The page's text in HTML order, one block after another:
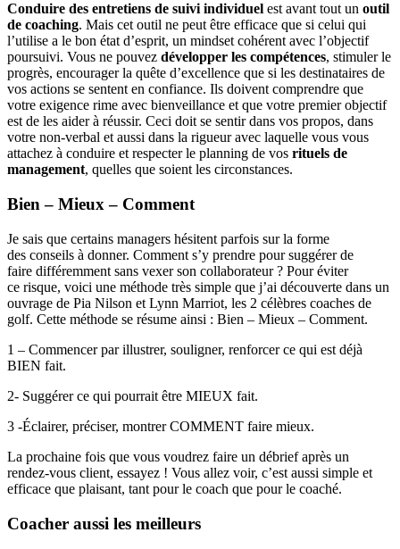
Conduire des entretiens de suivi individuel est avant tout un outil
de coaching. Mais cet outil ne peut être efficace que si celui qui
l’utilise a le bon état d’esprit, un mindset cohérent avec l’objectif
poursuivi. Vous ne pouvez développer les compétences, stimuler le
progrès, encourager la quête d’excellence que si les destinataires de
vos actions se sentent en confiance. Ils doivent comprendre que
votre exigence rime avec bienveillance et que votre premier objectif
est de les aider à réussir. Ceci doit se sentir dans vos propos, dans
votre non-verbal et aussi dans la rigueur avec laquelle vous vous
attachez à conduire et respecter le planning de vos rituels de
management, quelles que soient les circonstances.
Bien – Mieux – Comment
Je sais que certains managers hésitent parfois sur la forme
des conseils à donner. Comment s’y prendre pour suggérer de
faire différemment sans vexer son collaborateur ? Pour éviter
ce risque, voici une méthode très simple que j’ai découverte dans un
ouvrage de Pia Nilson et Lynn Marriot, les 2 célèbres coaches de
golf. Cette méthode se résume ainsi : Bien – Mieux – Comment.
1 – Commencer par illustrer, souligner, renforcer ce qui est déjà
BIEN fait.
2- Suggérer ce qui pourrait être MIEUX fait.
3 -Éclairer, préciser, montrer COMMENT faire mieux.
La prochaine fois que vous voudrez faire un débrief après un
rendez-vous client, essayez ! Vous allez voir, c’est aussi simple et
efficace que plaisant, tant pour le coach que pour le coaché.
Coacher aussi les meilleurs